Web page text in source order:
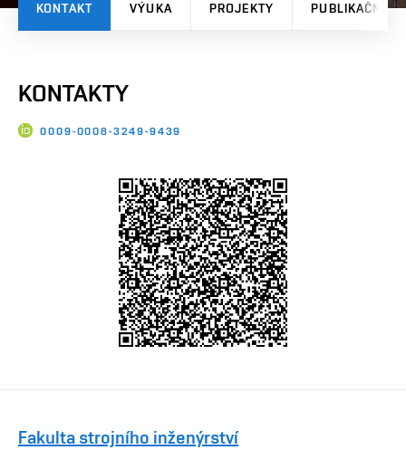
KONTAKT VÝUKA PROJEKTY PUBLIKAČNÍ
KONTAKTY
0009-0008-3249-9439
Fakulta strojního inženýrství